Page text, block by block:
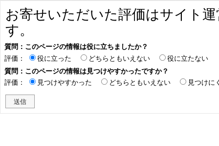
お寄せいただいた評価はサイト
す。
質問：このページの情報は役に立ちましたか？
評価：
役に立った どちらともいえない
役に立たない
質問：このページの情報は見つけやすかったですか？
評価：
見つけやすかった どちらともいえない 見つけに